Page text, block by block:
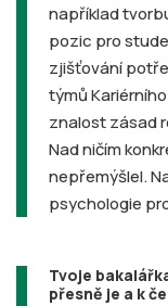
například
pozic pro
zjišťování
týmů
znalost zásad
Nad ničím
nepřemýšlel.
psychologie
Tvoje
přesně je a k